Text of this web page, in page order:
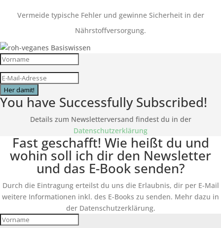
Vermeide typische Fehler und gewinne Sicherheit in der
Nährstoffversorgung.
Her damit!
You have Successfully Subscribed!
Details zum Newsletterversand findest du in der
Datenschutzerklärung
Fast geschafft! Wie heißt du und
wohin soll ich dir den Newsletter
und das E-Book senden?
Durch die Eintragung erteilst du uns die Erlaubnis, dir per E-Mail
weitere Informationen inkl. des E-Books zu senden. Mehr dazu in
der Datenschutzerklärung.